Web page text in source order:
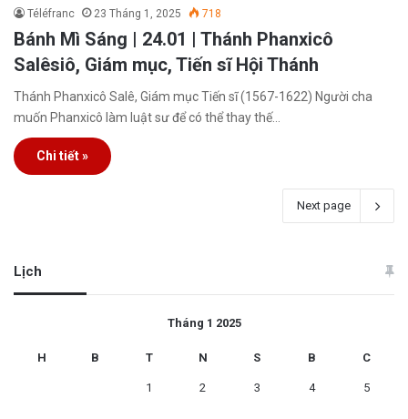
Téléfranc 23 Tháng 1, 2025 718
Bánh Mì Sáng | 24.01 | Thánh Phanxicô
Salêsiô, Giám mục, Tiến sĩ Hội Thánh
Thánh Phanxicô Salê, Giám mục Tiến sĩ (1567-1622) Người cha
muốn Phanxicô làm luật sư để có thể thay thế…
Chi tiết »
Next page
Lịch
Tháng 1 2025
H B T N S B C
1 2 3 4 5